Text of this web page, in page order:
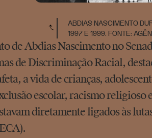
ABDIAS NASCIMENTO
1997 E 1999. FONTE:
de Abdias Nascimento no
de Discriminação Racial,
a vida de crianças,
escolar, racismo religioso
diretamente ligados às